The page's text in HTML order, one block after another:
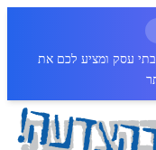
בתי עסק ומציע לכם את